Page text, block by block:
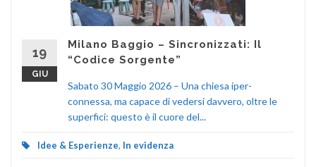
19
GIU
Milano Baggio – Sincronizzati: Il
“Codice Sorgente”
Sabato 30 Maggio 2026 – Una chiesa iper-
connessa, ma capace di vedersi davvero, oltre le
superfici: questo è il cuore del...
Idee & Esperienze, In evidenza